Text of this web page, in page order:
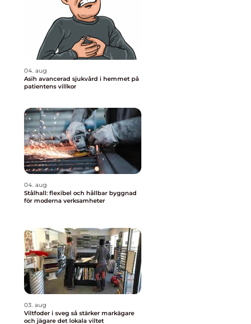
04. aug
Asih avancerad sjukvård i hemmet på
patientens villkor
04. aug
Stålhall: flexibel och hållbar byggnad
för moderna verksamheter
03. aug
Viltfoder i sveg så stärker markägare
och jägare det lokala viltet